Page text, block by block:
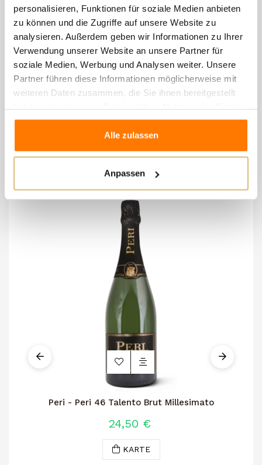
personalisieren, Funktionen für soziale Medien anbieten
zu können und die Zugriffe auf unsere Website zu
analysieren. Außerdem geben wir Informationen zu Ihrer
Verwendung unserer Website an unsere Partner für
soziale Medien, Werbung und Analysen weiter. Unsere
Partner führen diese Informationen möglicherweise mit
weiteren Daten zusammen, die Sie ihnen bereitgestellt
gesammelt haben.
Alle zulassen
Anpassen
florale Noten von weißen Blumen. Am Gaumen
frisch und ausgewogen, mit einem langen und
anhaltenden Abgang.
ABBINAMENTI | Ausgezeichnet als Aperitif und zu
allen Gerichten mit Fisch.
gleichen Kategorie:
Peri - Peri 46 Talento Brut Millesimato
24,50 €
KARTE